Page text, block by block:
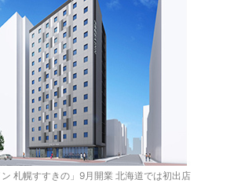
ン 札幌すすきの」9月開業 北海道では初出店